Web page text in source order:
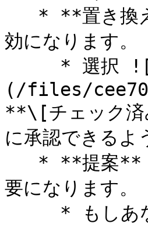
効になります。
(/files/
**\[チェック済
に承認できるよ
要になります。